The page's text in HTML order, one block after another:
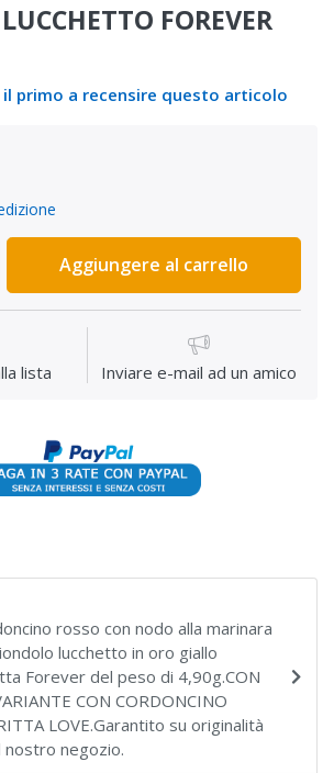
FOREVER
il primo a recensire questo articolo
Aggiungere al carrello
lista Inviare e-mail ad un amico
rosso con nodo alla marinara
lucchetto in oro giallo
Forever del peso di 4,90g.CON
CON CORDONCINO
LOVE.Garantito su originalità
negozio.